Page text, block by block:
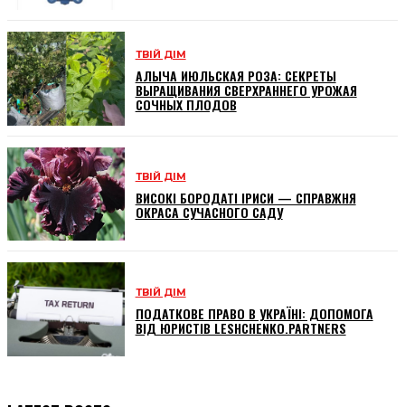
ТВІЙ ДІМ
АЛЫЧА ИЮЛЬСКАЯ РОЗА: СЕКРЕТЫ
ВЫРАЩИВАНИЯ СВЕРХРАННЕГО УРОЖАЯ
СОЧНЫХ ПЛОДОВ
ТВІЙ ДІМ
ВИСОКІ БОРОДАТІ ІРИСИ — СПРАВЖНЯ
ОКРАСА СУЧАСНОГО САДУ
ТВІЙ ДІМ
ПОДАТКОВЕ ПРАВО В УКРАЇНІ: ДОПОМОГА
ВІД ЮРИСТІВ LESHCHENKO.PARTNERS